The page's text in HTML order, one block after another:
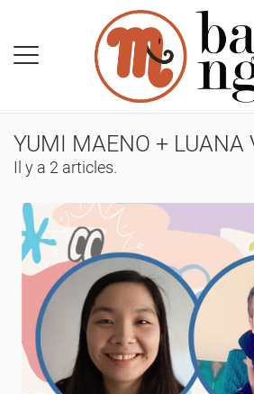
YUMI MAENO + LUANA
Il y a 2 articles.